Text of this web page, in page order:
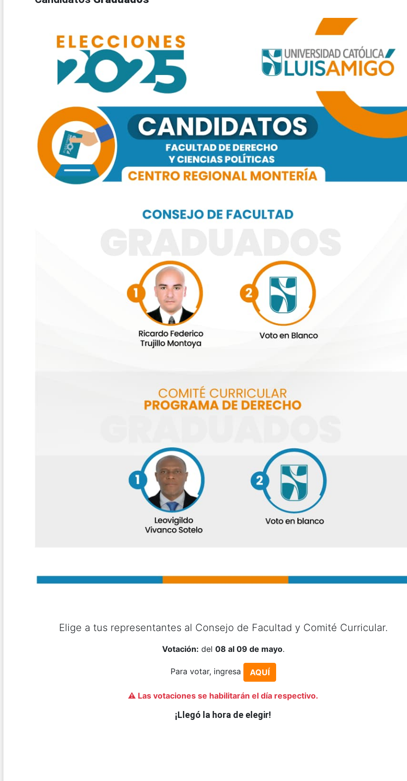
Elige a tus representantes al Consejo de Facultad y Comité Curricular.
Votación: del 08 al 09 de mayo.
Para votar, ingresa AQUÍ
⚠️ Las votaciones se habilitarán el día respectivo.
¡Llegó la hora de elegir!